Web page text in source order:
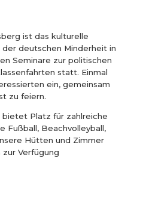
ist das kulturelle
deutschen Minderheit in
Seminare zur politischen
statt. Einmal
ein, gemeinsam
zu feiern.
bietet Platz für zahlreiche
Fußball, Beachvolleyball,
Hütten und Zimmer
Verfügung